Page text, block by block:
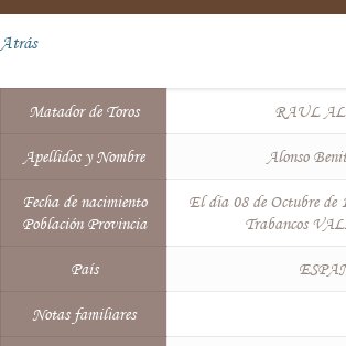
Atrás
Matador de Toros RAUL
Apellidos y Nombre Alonso
Fecha de nacimiento
Población Provincia
El día 08 de Octubre de
Trabancos
País
Notas familiares